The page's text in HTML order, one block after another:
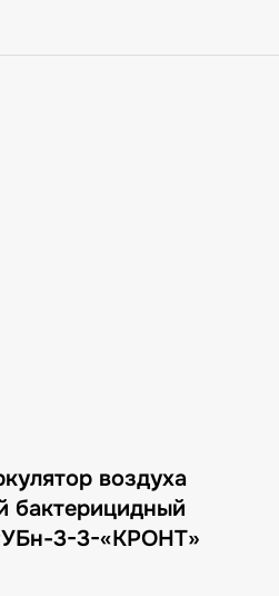
воздуха
бактерицидный
3-3-«КРОНТ»